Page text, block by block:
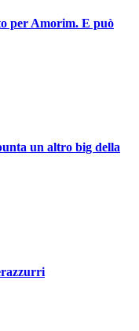
per Amorim. E può
un altro big della